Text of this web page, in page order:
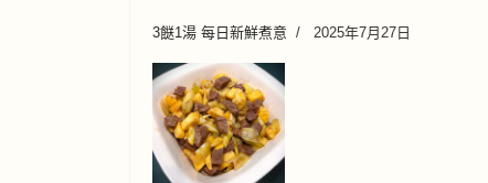
3餸1湯 每日新鮮煮意 2025年7月27日